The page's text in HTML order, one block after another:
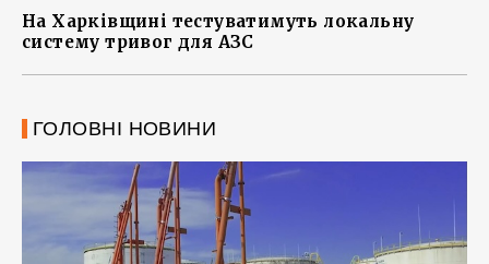
На Харківщині тестуватимуть локальну
систему тривог для АЗС
ГОЛОВНІ НОВИНИ